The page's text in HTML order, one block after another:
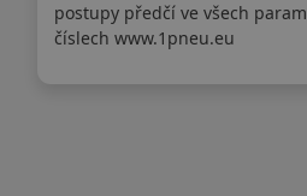
postupy předčí ve všech
číslech www.1pneu.eu